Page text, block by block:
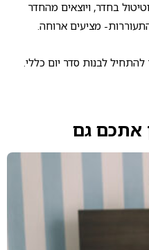
בחדר, ויוצאים מהחדר
לבנות סדר יום כללי.
אתכם גם